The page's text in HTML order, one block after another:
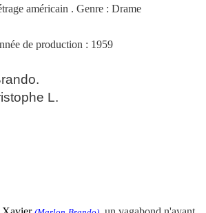
américain . Genre : Drame
de production : 1959